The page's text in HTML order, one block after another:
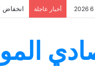
أخبار عاجلة انخفاض